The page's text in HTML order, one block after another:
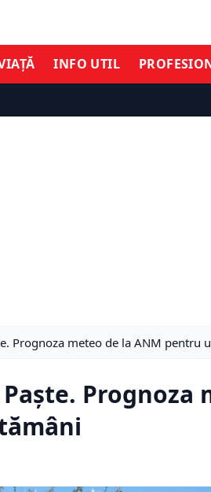
INFO UTIL
Prognoza meteo de la ANM pentru
Prognoza